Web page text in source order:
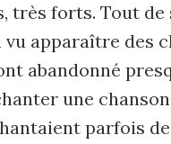
très forts. Tout de
vu apparaître des
abandonné
une
parfois